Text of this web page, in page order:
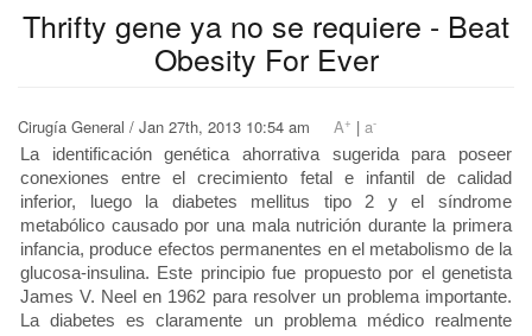
Thrifty gene ya no se requiere - Beat
Obesity For Ever
Cirugía General / Jan 27th, 2013 10:54 am A+ | a-
La identificación genética ahorrativa sugerida para poseer
conexiones entre el crecimiento fetal e infantil de calidad
inferior, luego la diabetes mellitus tipo 2 y el síndrome
metabólico causado por una mala nutrición durante la primera
infancia, produce efectos permanentes en el metabolismo de la
glucosa-insulina. Este principio fue propuesto por el genetista
James V. Neel en 1962 para resolver un problema importante.
La diabetes es claramente un problema médico realmente